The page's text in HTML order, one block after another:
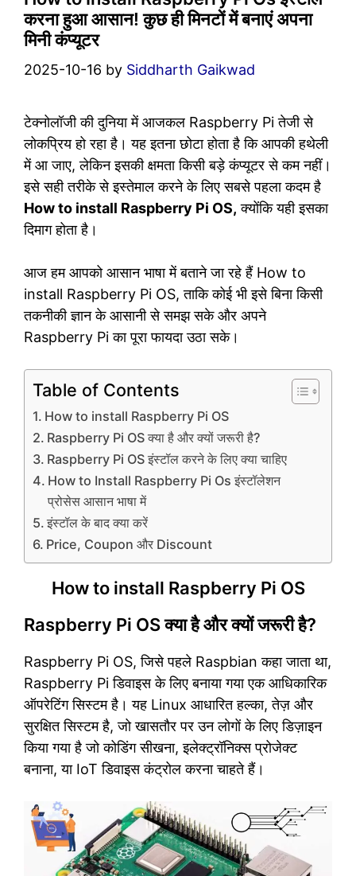
करना हुआ आसान! कुछ ही मिनटों में बनाएं अपना
मिनी कंप्यूटर
2025-10-16 by Siddharth Gaikwad
टेक्नोलॉजी की दुनिया में आजकल Raspberry Pi तेजी से
लोकप्रिय हो रहा है। यह इतना छोटा होता है कि आपकी हथेली
में आ जाए, लेकिन इसकी क्षमता किसी बड़े कंप्यूटर से कम नहीं।
इसे सही तरीके से इस्तेमाल करने के लिए सबसे पहला कदम है
How to install Raspberry Pi OS, क्योंकि यही इसका
दिमाग होता है।
आज हम आपको आसान भाषा में बताने जा रहे हैं How to
install Raspberry Pi OS, ताकि कोई भी इसे बिना किसी
तकनीकी ज्ञान के आसानी से समझ सके और अपने
Raspberry Pi का पूरा फायदा उठा सके।
Table of Contents
How to install Raspberry Pi OS
Raspberry Pi OS क्या है और क्यों जरूरी है?
Raspberry Pi OS इंस्टॉल करने के लिए क्या चाहिए
How to Install Raspberry Pi Os इंस्टॉलेशन
प्रोसेस आसान भाषा में
इंस्टॉल के बाद क्या करें
Price, Coupon और Discount
How to install Raspberry Pi OS
Raspberry Pi OS क्या है और क्यों जरूरी है?
Raspberry Pi OS, जिसे पहले Raspbian कहा जाता था,
Raspberry Pi डिवाइस के लिए बनाया गया एक आधिकारिक
ऑपरेटिंग सिस्टम है। यह Linux आधारित हल्का, तेज़ और
सुरक्षित सिस्टम है, जो खासतौर पर उन लोगों के लिए डिज़ाइन
किया गया है जो कोडिंग सीखना, इलेक्ट्रॉनिक्स प्रोजेक्ट
बनाना, या IoT डिवाइस कंट्रोल करना चाहते हैं।